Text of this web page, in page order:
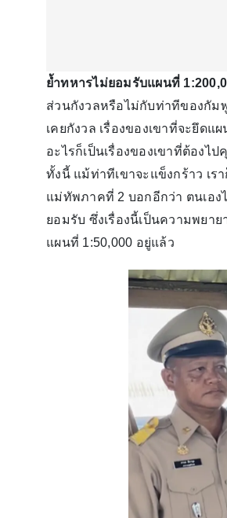
ย้ำทหารไม่ยอมรับแผนที่
ส่วนกังวลหรือไม่กับท่าทีของกัม
เคยกังวล เรื่องของเขาที่จะยึดแ
อะไรก็เป็นเรื่องของเขาที่ต้องไป
ทั้งนี้ แม้ท่าทีเขาจะแข็งกร้าว เร
แม่ทัพภาคที่ 2 บอกอีกว่า ตนเอง
ยอมรับ ซึ่งเรื่องนี้เป็นความพย
แผนที่ 1:50,000 อยู่แล้ว